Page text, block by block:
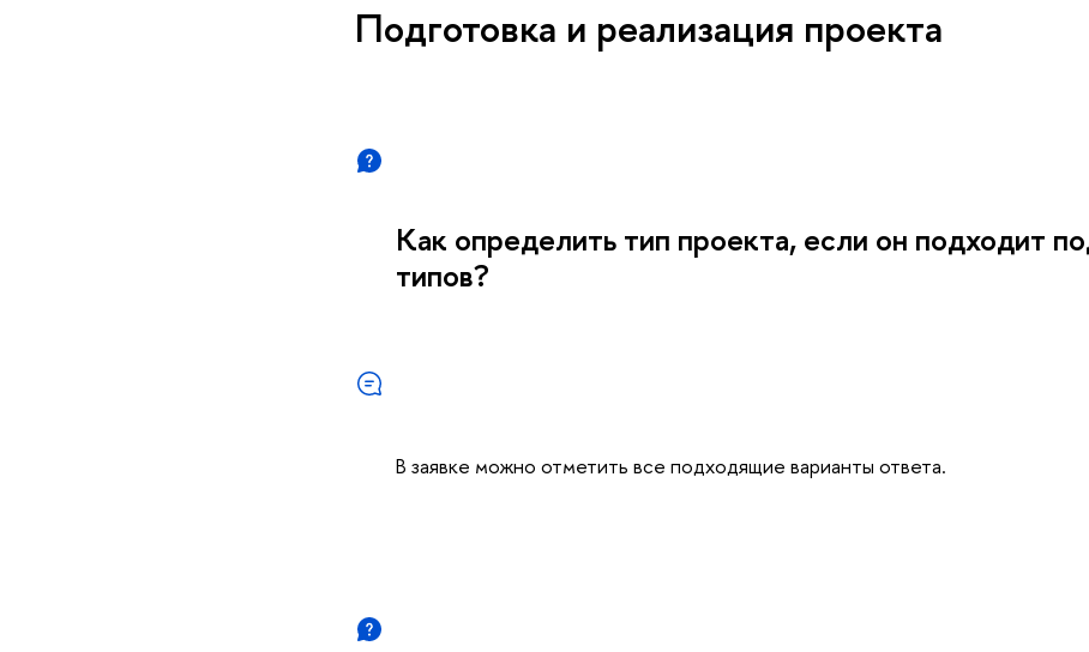
Подготовка и реализация проекта
Как определить тип проекта, если он подходит
типов?
В заявке можно отметить все подходящие варианты ответа.